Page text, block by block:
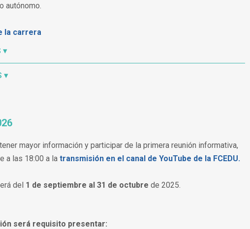
autónomo.
la carrera
▾
▾
mayor información y participar de la primera reunión informativa,
a las 18:00 a la transmisión en el canal de YouTube de la FCEDU.
del 1 de septiembre al 31 de octubre de 2025.
será requisito presentar: